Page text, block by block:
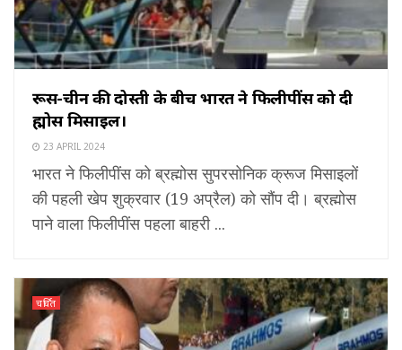
रूस-चीन की दोस्ती के बीच भारत ने फिलीपींस को दी
ब्रह्मोस मिसाइल।
23 APRIL 2024
भारत ने फिलीपींस को ब्रह्मोस सुपरसोनिक क्रूज मिसाइलों
की पहली खेप शुक्रवार (19 अप्रैल) को सौंप दी। ब्रह्मोस
पाने वाला फिलीपींस पहला बाहरी ...
चर्चित